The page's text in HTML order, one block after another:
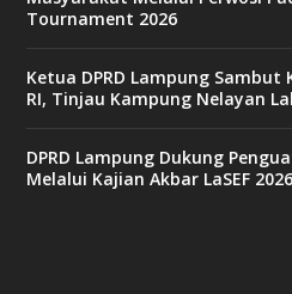
Tournament 2026
Ketua DPRD Lampung Sambut
RI, Tinjau Kampung Nelayan
DPRD Lampung Dukung
Melalui Kajian Akbar LaSEF 2026